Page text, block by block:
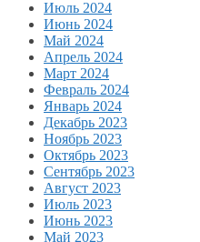
Июль 2024
Июнь 2024
Май 2024
Апрель 2024
Март 2024
Февраль 2024
Январь 2024
Декабрь 2023
Ноябрь 2023
Октябрь 2023
Сентябрь 2023
Август 2023
Июль 2023
Июнь 2023
Май 2023